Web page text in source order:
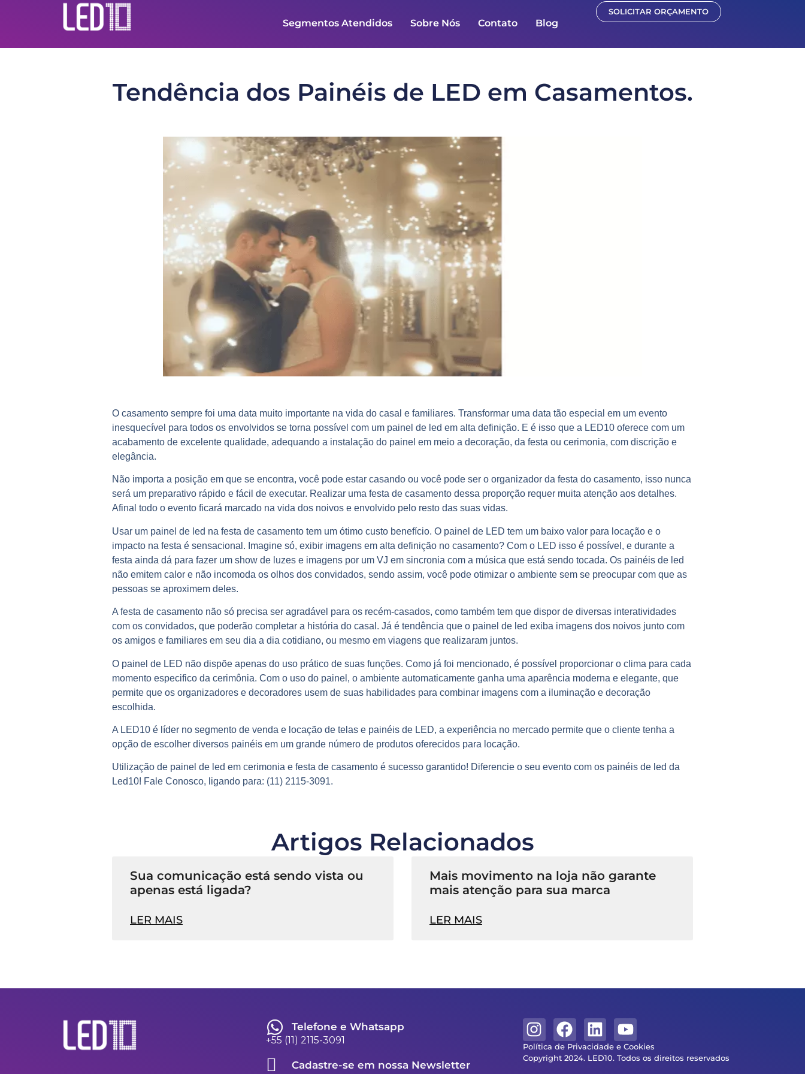
Segmentos Atendidos Sobre Nós Contato Blog
SOLICITAR ORÇAMENTO
Tendência dos Painéis de LED em Casamentos.
O casamento sempre foi uma data muito importante na vida do casal e familiares. Transformar uma data tão especial em um evento
inesquecível para todos os envolvidos se torna possível com um painel de led em alta definição. E é isso que a LED10 oferece com um
acabamento de excelente qualidade, adequando a instalação do painel em meio a decoração, da festa ou cerimonia, com discrição e
elegância.
Não importa a posição em que se encontra, você pode estar casando ou você pode ser o organizador da festa do casamento, isso nunca
será um preparativo rápido e fácil de executar. Realizar uma festa de casamento dessa proporção requer muita atenção aos detalhes.
Afinal todo o evento ficará marcado na vida dos noivos e envolvido pelo resto das suas vidas.
Usar um painel de led na festa de casamento tem um ótimo custo benefício. O painel de LED tem um baixo valor para locação e o
impacto na festa é sensacional. Imagine só, exibir imagens em alta definição no casamento? Com o LED isso é possível, e durante a
festa ainda dá para fazer um show de luzes e imagens por um VJ em sincronia com a música que está sendo tocada. Os painéis de led
não emitem calor e não incomoda os olhos dos convidados, sendo assim, você pode otimizar o ambiente sem se preocupar com que as
pessoas se aproximem deles.
A festa de casamento não só precisa ser agradável para os recém-casados, como também tem que dispor de diversas interatividades
com os convidados, que poderão completar a história do casal. Já é tendência que o painel de led exiba imagens dos noivos junto com
os amigos e familiares em seu dia a dia cotidiano, ou mesmo em viagens que realizaram juntos.
O painel de LED não dispõe apenas do uso prático de suas funções. Como já foi mencionado, é possível proporcionar o clima para cada
momento especifico da cerimônia. Com o uso do painel, o ambiente automaticamente ganha uma aparência moderna e elegante, que
permite que os organizadores e decoradores usem de suas habilidades para combinar imagens com a iluminação e decoração
escolhida.
A LED10 é líder no segmento de venda e locação de telas e painéis de LED, a experiência no mercado permite que o cliente tenha a
opção de escolher diversos painéis em um grande número de produtos oferecidos para locação.
Utilização de painel de led em cerimonia e festa de casamento é sucesso garantido! Diferencie o seu evento com os painéis de led da
Led10! Fale Conosco, ligando para: (11) 2115-3091.
Artigos Relacionados
Sua comunicação está sendo vista ou
apenas está ligada?
LER MAIS
Mais movimento na loja não garante
mais atenção para sua marca
LER MAIS
Telefone e Whatsapp
+55 (11) 2115-3091
Cadastre-se em nossa Newsletter
Política de Privacidade e Cookies
Copyright 2024. LED10. Todos os direitos reservados